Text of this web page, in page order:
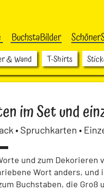
BuchstaBilder
& Wand T-Shirts
im Set und
• Spruchkarten •
und zum Dekorieren
Wort anders,
Buchstaben, die